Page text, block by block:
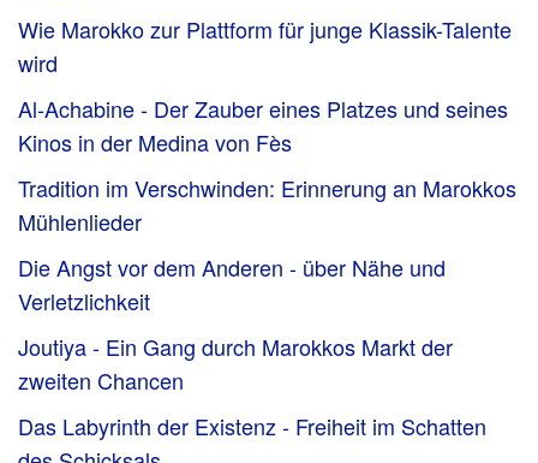
Wie Marokko zur Plattform für junge Klassik-Talente
wird
Al-Achabine - Der Zauber eines Platzes und seines
Kinos in der Medina von Fès
Tradition im Verschwinden: Erinnerung an Marokkos
Mühlenlieder
Die Angst vor dem Anderen - über Nähe und
Verletzlichkeit
Joutiya - Ein Gang durch Marokkos Markt der
zweiten Chancen
Das Labyrinth der Existenz - Freiheit im Schatten